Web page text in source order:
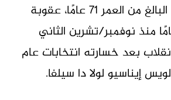
ويقضي بولسونارو، البالغ من العمر 71 عامًا، عقوبة
لمدة 27 عامًا منذ نوفمبر/تشرين الثاني
بعد خسارته انتخابات عام